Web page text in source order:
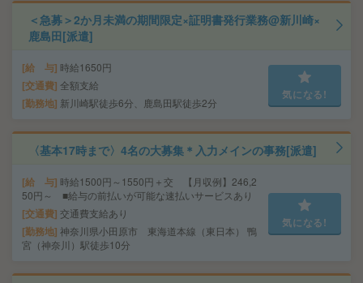
＜急募＞2か月未満の期間限定×証明書発行業務@新川崎×
鹿島田[派遣]
給 与 時給1650円
交通費 全額支給
勤務地 新川崎駅徒歩6分、鹿島田駅徒歩2分
気になる!
〈基本17時まで〉4名の大募集＊入力メインの事務[派遣]
給 与 時給1500円～1550円＋交 【月収例】246,2
50円～ ■給与の前払いが可能な速払いサービスあり
交通費 交通費支給あり
勤務地 神奈川県小田原市 東海道本線（東日本） 鴨
宮（神奈川）駅徒歩10分
気になる!